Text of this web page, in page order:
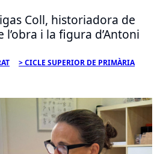
Coll, historiadora de
l’obra i la figura d’Antoni
CICLE SUPERIOR DE PRIMÀRIA